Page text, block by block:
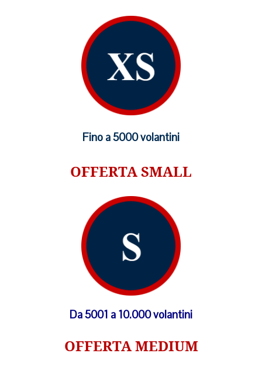
Fino a 5000 volantini
OFFERTA SMALL
Da 5001 a 10.000 volantini
OFFERTA MEDIUM